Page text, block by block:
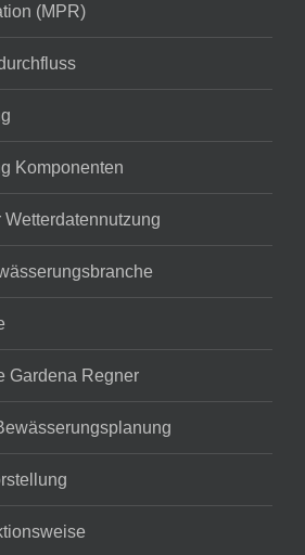
(MPR)
Komponenten
Gardena Regner